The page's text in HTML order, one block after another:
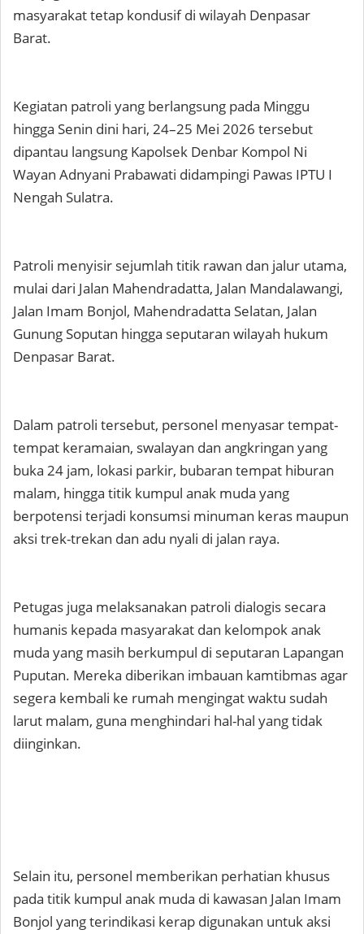
masyarakat tetap kondusif di wilayah Denpasar
Barat.
Kegiatan patroli yang berlangsung pada Minggu
hingga Senin dini hari, 24–25 Mei 2026 tersebut
dipantau langsung Kapolsek Denbar Kompol Ni
Wayan Adnyani Prabawati didampingi Pawas IPTU I
Nengah Sulatra.
Patroli menyisir sejumlah titik rawan dan jalur utama,
mulai dari Jalan Mahendradatta, Jalan Mandalawangi,
Jalan Imam Bonjol, Mahendradatta Selatan, Jalan
Gunung Soputan hingga seputaran wilayah hukum
Denpasar Barat.
Dalam patroli tersebut, personel menyasar tempat-
tempat keramaian, swalayan dan angkringan yang
buka 24 jam, lokasi parkir, bubaran tempat hiburan
malam, hingga titik kumpul anak muda yang
berpotensi terjadi konsumsi minuman keras maupun
aksi trek-trekan dan adu nyali di jalan raya.
Petugas juga melaksanakan patroli dialogis secara
humanis kepada masyarakat dan kelompok anak
muda yang masih berkumpul di seputaran Lapangan
Puputan. Mereka diberikan imbauan kamtibmas agar
segera kembali ke rumah mengingat waktu sudah
larut malam, guna menghindari hal-hal yang tidak
diinginkan.
Selain itu, personel memberikan perhatian khusus
pada titik kumpul anak muda di kawasan Jalan Imam
Bonjol yang terindikasi kerap digunakan untuk aksi